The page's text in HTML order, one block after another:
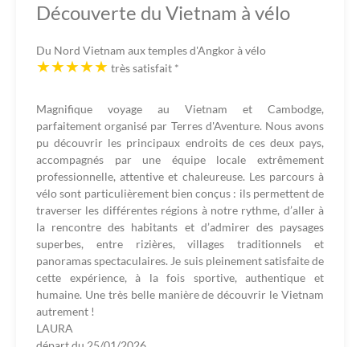
Découverte du Vietnam à vélo
Du Nord Vietnam aux temples d'Angkor à vélo
très satisfait *
Magnifique voyage au Vietnam et Cambodge,
parfaitement organisé par Terres d'Aventure. Nous avons
pu découvrir les principaux endroits de ces deux pays,
accompagnés par une équipe locale extrêmement
professionnelle, attentive et chaleureuse. Les parcours à
vélo sont particulièrement bien conçus : ils permettent de
traverser les différentes régions à notre rythme, d’aller à
la rencontre des habitants et d’admirer des paysages
superbes, entre rizières, villages traditionnels et
panoramas spectaculaires. Je suis pleinement satisfaite de
cette expérience, à la fois sportive, authentique et
humaine. Une très belle manière de découvrir le Vietnam
autrement !
LAURA